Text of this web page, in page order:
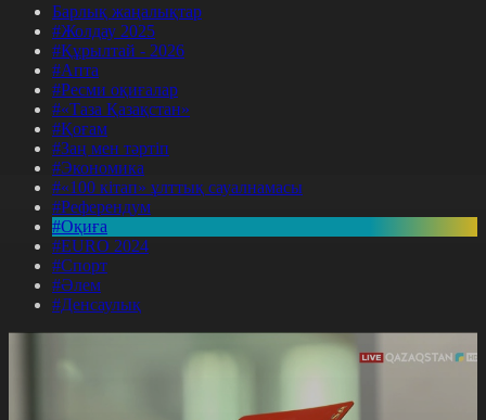
Барлық жаңалықтар
#Жолдау 2025
#Құрылтай - 2026
#Апта
#Ресми оқиғалар
#«Таза Қазақстан»
#Қоғам
#Заң мен тәртіп
#Экономика
#«100 кітап» ұлттық сауалнамасы
#Референдум
#Оқиға
#EURO 2024
#Спорт
#Әлем
#Денсаулық